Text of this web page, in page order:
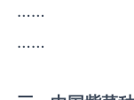
……
……